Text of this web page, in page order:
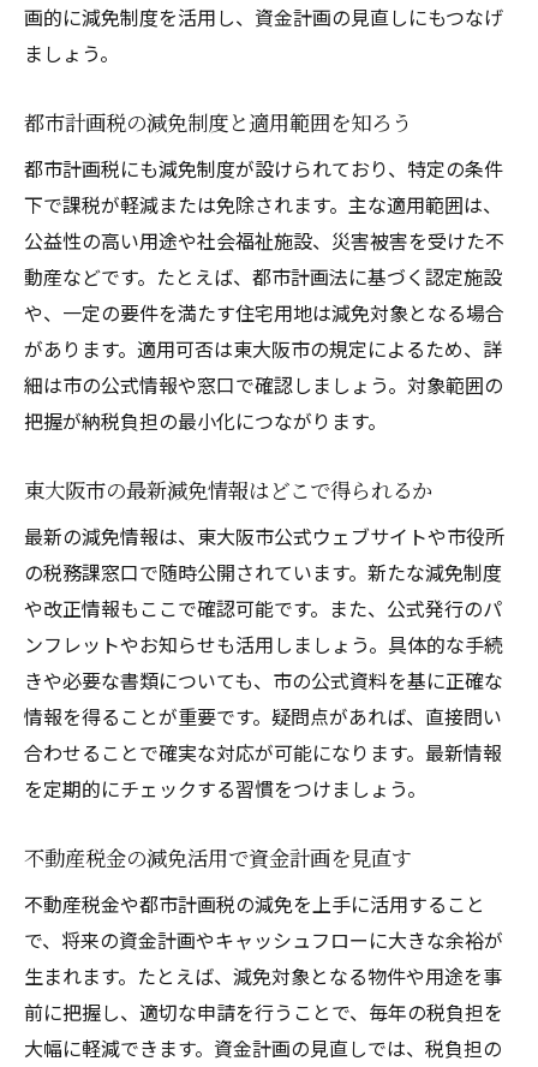
画的に減免制度を活用し、資金計画の見直しにもつなげ
ましょう。
都市計画税の減免制度と適用範囲を知ろう
都市計画税にも減免制度が設けられており、特定の条件
下で課税が軽減または免除されます。主な適用範囲は、
公益性の高い用途や社会福祉施設、災害被害を受けた不
動産などです。たとえば、都市計画法に基づく認定施設
や、一定の要件を満たす住宅用地は減免対象となる場合
があります。適用可否は東大阪市の規定によるため、詳
細は市の公式情報や窓口で確認しましょう。対象範囲の
把握が納税負担の最小化につながります。
東大阪市の最新減免情報はどこで得られるか
最新の減免情報は、東大阪市公式ウェブサイトや市役所
の税務課窓口で随時公開されています。新たな減免制度
や改正情報もここで確認可能です。また、公式発行のパ
ンフレットやお知らせも活用しましょう。具体的な手続
きや必要な書類についても、市の公式資料を基に正確な
情報を得ることが重要です。疑問点があれば、直接問い
合わせることで確実な対応が可能になります。最新情報
を定期的にチェックする習慣をつけましょう。
不動産税金の減免活用で資金計画を見直す
不動産税金や都市計画税の減免を上手に活用すること
で、将来の資金計画やキャッシュフローに大きな余裕が
生まれます。たとえば、減免対象となる物件や用途を事
前に把握し、適切な申請を行うことで、毎年の税負担を
大幅に軽減できます。資金計画の見直しでは、税負担の